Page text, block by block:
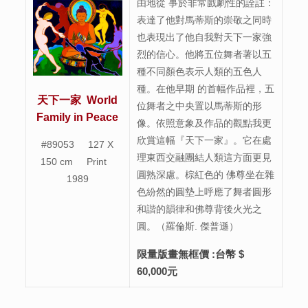
天下一家World
Family in Peace
#89053 127 X
150 cm Print
1989
由地從 事於非常戲劇性的詮註：
表達了他對馬蒂斯的崇敬之同時
也表現出了他自我對天下一家強
烈的信心。他將五位舞者著以五
種不同顏色表示人類的五色人
種。在他早期 的首幅作品裡，五
位舞者之中央置以馬蒂斯的形
像。依照意象及作品的觀點我更
欣賞這幅『天下一家』。它在處
理東西交融團結人類這方面更見
圓熟深慮。棕紅色的 佛尊坐在雜
色紛然的圓墊上呼應了舞者圓形
和諧的韻律和佛尊背後火光之
圓。（羅倫斯. 傑普遜）
限量版畫無框價 :台幣 $
60,000元